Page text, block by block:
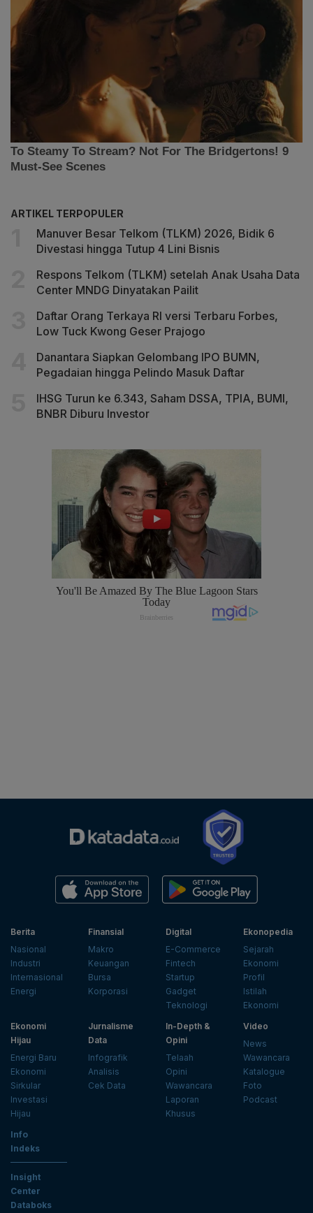
ARTIKEL TERPOPULER
Manuver Besar Telkom (TLKM) 2026, Bidik 6
Divestasi hingga Tutup 4 Lini Bisnis
Respons Telkom (TLKM) setelah Anak Usaha Data
Center MNDG Dinyatakan Pailit
Daftar Orang Terkaya RI versi Terbaru Forbes,
Low Tuck Kwong Geser Prajogo
Danantara Siapkan Gelombang IPO BUMN,
Pegadaian hingga Pelindo Masuk Daftar
IHSG Turun ke 6.343, Saham DSSA, TPIA, BUMI,
BNBR Diburu Investor
Berita
Nasional
Industri
Internasional
Energi
Finansial
Makro
Keuangan
Bursa
Korporasi
Digital
E-Commerce
Fintech
Startup
Gadget
Teknologi
Ekonopedia
Sejarah
Ekonomi
Profil
Istilah
Ekonomi
Ekonomi
Hijau
Energi Baru
Ekonomi
Sirkular
Investasi
Hijau
Jurnalisme
Data
Infografik
Analisis
Cek Data
In-Depth &
Opini
Telaah
Opini
Wawancara
Laporan
Khusus
Video
News
Wawancara
Katalogue
Foto
Podcast
Info
Indeks
Insight
Center
Databoks